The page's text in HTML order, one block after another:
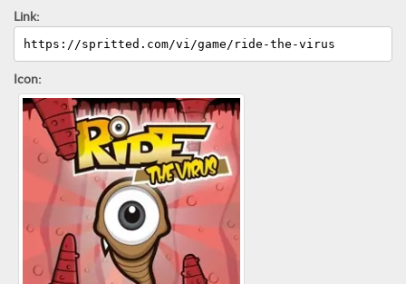
Link:
https://spritted.com/vi/game/ride-the-virus
Icon: